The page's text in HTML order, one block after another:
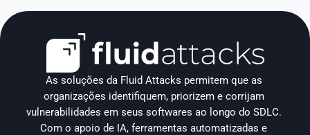
As soluções da Fluid Attacks permitem que as
organizações identifiquem, priorizem e corrijam
vulnerabilidades em seus softwares ao longo do SDLC.
Com o apoio de IA, ferramentas automatizadas e